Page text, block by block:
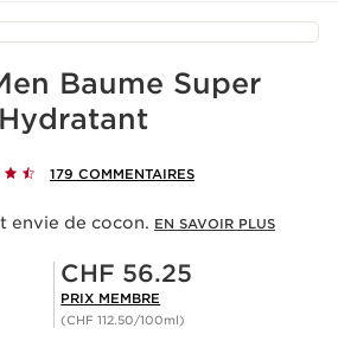
Baume Super
Hydratant
179 COMMENTAIRES
envie de cocon. EN SAVOIR PLUS
Prix Sérénité CHF 56.25
CHF 56.25
PRIX MEMBRE
(CHF 112.50/100ml)